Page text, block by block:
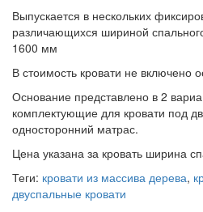
Выпускается в нескольких
различающихся шириной
1600 мм
В стоимость кровати не включено
Основание представлено в 2
комплектующие для кровати под
односторонний матрас.
Цена указана за кровать ширина
Теги: кровати из массива дерева,
двуспальные кровати